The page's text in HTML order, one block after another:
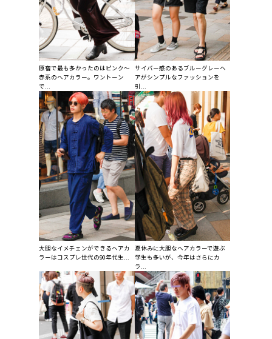
原宿で最も多かったのはピンク～
赤系のヘアカラー。ワントーン
で...
サイバー感のあるブルーグレーヘ
アがシンプルなファッションを
引...
大胆なイメチェンができるヘアカ
ラーはコスプレ世代の90年代生...
夏休みに大胆なヘアカラーで遊ぶ
学生も多いが、今年はさらにカ
ラ...